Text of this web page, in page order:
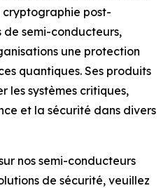
cryptographie post-
de semi-conducteurs,
une protection
quantiques. Ses produits
les systèmes critiques,
et la sécurité dans divers
nos semi-conducteurs
de sécurité, veuillez